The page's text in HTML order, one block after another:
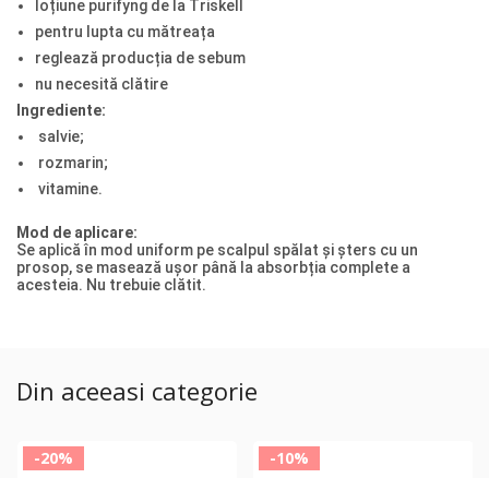
loțiune purifyng de la Triskell
pentru lupta cu mătreața
reglează producția de sebum
nu necesită clătire
Ingrediente:
salvie;
rozmarin;
vitamine.
Mod de aplicare:
Se aplică în mod uniform pe scalpul spălat și șters cu un
prosop, se masează ușor până la absorbția complete a
acesteia. Nu trebuie clătit.
Din aceeasi categorie
-20% -10%